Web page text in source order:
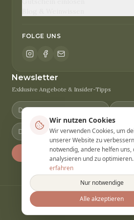
FOLGE UNS
Newsletter
Exklusive Angebote & Insider-Tipps
Anmelden
© 2026 Winery Vacation. Alle
DatenschutzAGB
Wir nutzen Cookies
Wir verwenden Cookies, um
unserer Website zu
notwendig, andere helfen uns,
analysieren und zu optimieren.
erfahren
Nur notwendige
Alle akzeptieren